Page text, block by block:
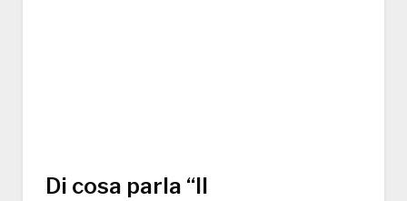
Di cosa parla “Il